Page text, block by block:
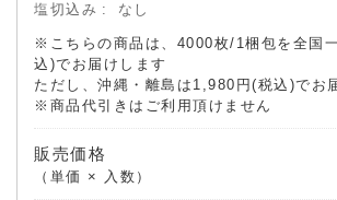
塩切込み
なし
※こちらの商品は、4000枚/1梱包を全国
込)でお届けします
ただし、沖縄・離島は1,980円(税込)でお
※商品代引きはご利用頂けません
販売価格
（単価 × 入数）